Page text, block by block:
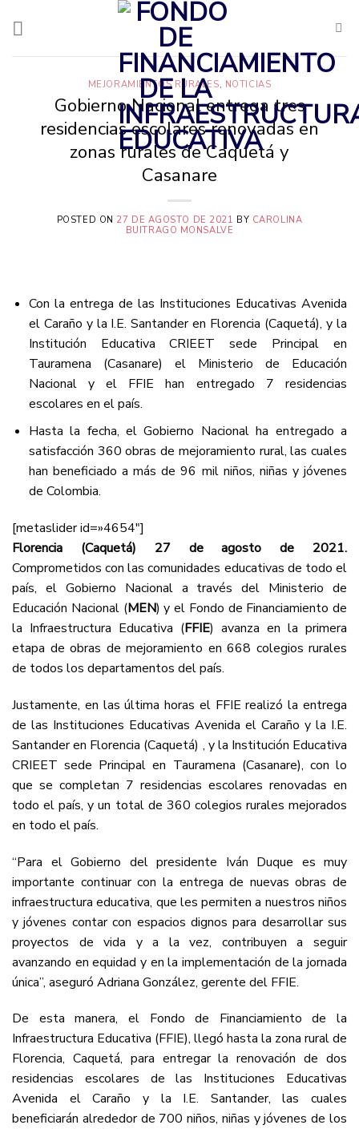
MEJORAMIENTOS RURALES, NOTICIAS
Gobierno Nacional entrega tres
residencias escolares renovadas en
zonas rurales de Caquetá y
Casanare
POSTED ON 27 DE AGOSTO DE 2021 BY CAROLINA
BUITRAGO MONSALVE
Con la entrega de las Instituciones Educativas Avenida
el Caraño y la I.E. Santander en Florencia (Caquetá), y la
Institución Educativa CRIEET sede Principal en
Tauramena (Casanare) el Ministerio de Educación
Nacional y el FFIE han entregado 7 residencias
escolares en el país.
Hasta la fecha, el Gobierno Nacional ha entregado a
satisfacción 360 obras de mejoramiento rural, las cuales
han beneficiado a más de 96 mil niños, niñas y jóvenes
de Colombia.
[metaslider id=»4654″]
Florencia (Caquetá) 27 de agosto de 2021.
Comprometidos con las comunidades educativas de todo el
país, el Gobierno Nacional a través del Ministerio de
Educación Nacional (MEN) y el Fondo de Financiamiento de
la Infraestructura Educativa (FFIE) avanza en la primera
etapa de obras de mejoramiento en 668 colegios rurales
de todos los departamentos del país.
Justamente, en las última horas el FFIE realizó la entrega
de las Instituciones Educativas Avenida el Caraño y la I.E.
Santander en Florencia (Caquetá) , y la Institución Educativa
CRIEET sede Principal en Tauramena (Casanare), con lo
que se completan 7 residencias escolares renovadas en
todo el país, y un total de 360 colegios rurales mejorados
en todo el país.
“Para el Gobierno del presidente Iván Duque es muy
importante continuar con la entrega de nuevas obras de
infraestructura educativa, que les permiten a nuestros niños
y jóvenes contar con espacios dignos para desarrollar sus
proyectos de vida y a la vez, contribuyen a seguir
avanzando en equidad y en la implementación de la jornada
única”, aseguró Adriana González, gerente del FFIE.
De esta manera, el Fondo de Financiamiento de la
Infraestructura Educativa (FFIE), llegó hasta la zona rural de
Florencia, Caquetá, para entregar la renovación de dos
residencias escolares de las Instituciones Educativas
Avenida el Caraño y la I.E. Santander, las cuales
beneficiarán alrededor de 700 niños, niñas y jóvenes de los